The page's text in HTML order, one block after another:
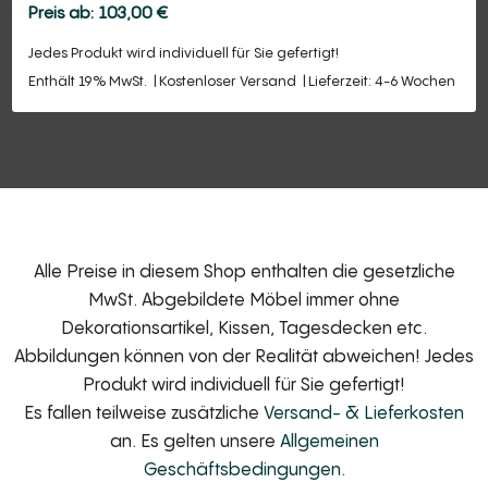
103,00€
Jedes Produkt wird individuell für Sie gefertigt!
Enthält 19% MwSt.
Kostenloser Versand Lieferzeit: 4-6 Wochen
Alle Preise in diesem Shop enthalten die gesetzliche
MwSt. Abgebildete Möbel immer ohne
Dekorationsartikel, Kissen, Tagesdecken etc.
Abbildungen können von der Realität abweichen! Jedes
Produkt wird individuell für Sie gefertigt!
Es fallen teilweise zusätzliche Versand- & Lieferkosten
an. Es gelten unsere Allgemeinen
Geschäftsbedingungen.